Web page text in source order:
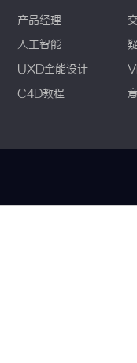
产品经理
人工智能
UXD全能设计
C4D教程